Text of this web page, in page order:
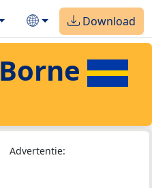
Download
Advertentie: